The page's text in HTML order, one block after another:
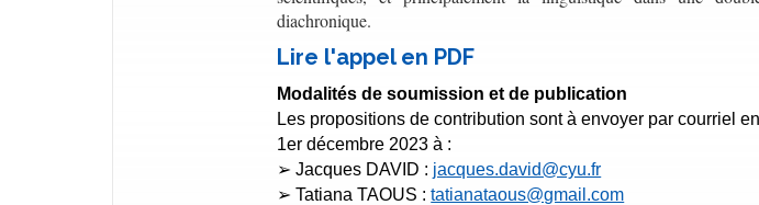
diachronique.
Lire l'appel en PDF
Modalités de soumission et de publication
Les propositions de contribution sont à envoyer par courriel
1er décembre 2023 à :
➢ Jacques DAVID : jacques.david@cyu.fr
➢ Tatiana TAOUS :tatianataous@gmail.com